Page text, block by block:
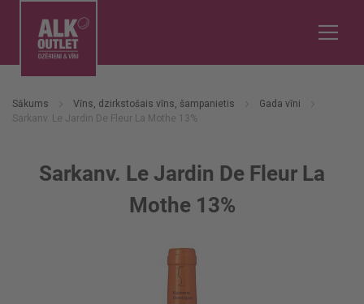
Sākums Vīns, dzirkstošais vīns, šampanietis
Gada vīni
Sarkanv. Le Jardin De Fleur La Mothe 13%
Sarkanv. Le Jardin De Fleur La
Mothe 13%